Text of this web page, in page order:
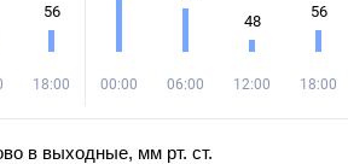
56
18:00 00:00 06:00
48
12:00
56
18:00
в выходные, мм рт. ст.